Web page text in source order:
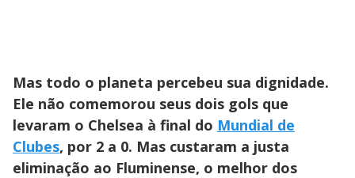
Mas todo o planeta percebeu sua dignidade.
Ele não comemorou seus dois gols que
levaram o Chelsea à final do Mundial de
Clubes, por 2 a 0. Mas custaram a justa
eliminação ao Fluminense, o melhor dos